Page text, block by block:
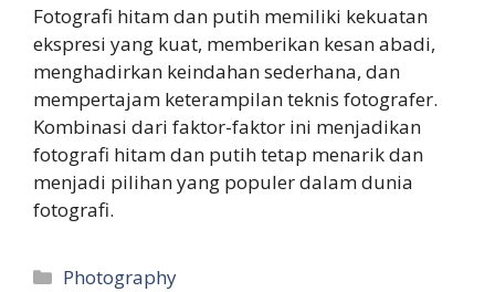
Fotografi hitam dan putih memiliki kekuatan
ekspresi yang kuat, memberikan kesan abadi,
menghadirkan keindahan sederhana, dan
mempertajam keterampilan teknis fotografer.
Kombinasi dari faktor-faktor ini menjadikan
fotografi hitam dan putih tetap menarik dan
menjadi pilihan yang populer dalam dunia
fotografi.
Kategori
Photography